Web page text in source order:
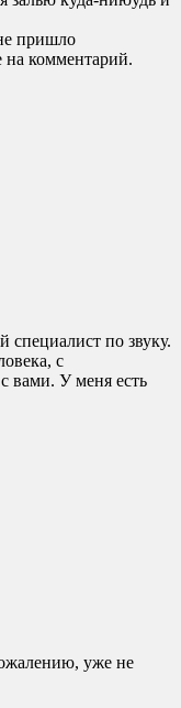
пришло
на комментарий.
специалист по звуку.
с
вами. У меня есть
уже не